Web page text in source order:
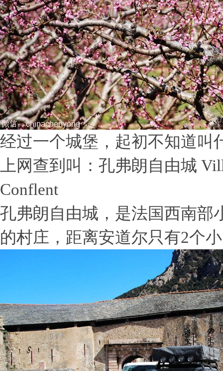
经过一个城堡，起初不知道叫
上网查到叫：孔弗朗自由城
Conflent
孔弗朗自由城，是法国西南部
的村庄，距离安道尔只有2个